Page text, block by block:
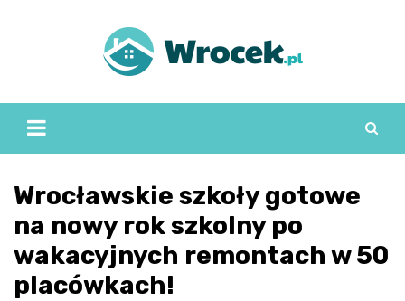
Wrocławskie szkoły gotowe
na nowy rok szkolny po
wakacyjnych remontach w 50
placówkach!